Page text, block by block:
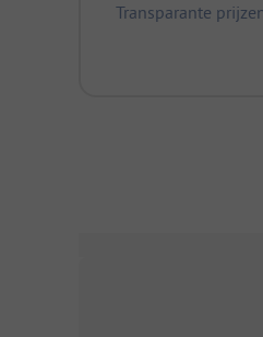
Transparante